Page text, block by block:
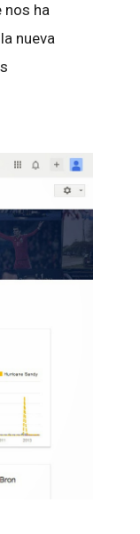
nos ha
nueva